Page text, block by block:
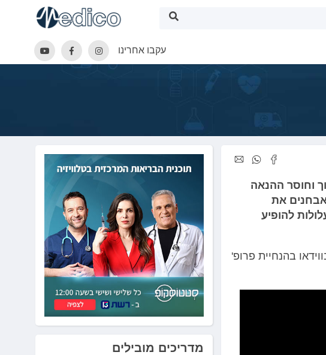
עקבו אחרינו
וחוסר ההנאה
את
להופיע
בהנחיית פרופ'
מדריכים מובילים